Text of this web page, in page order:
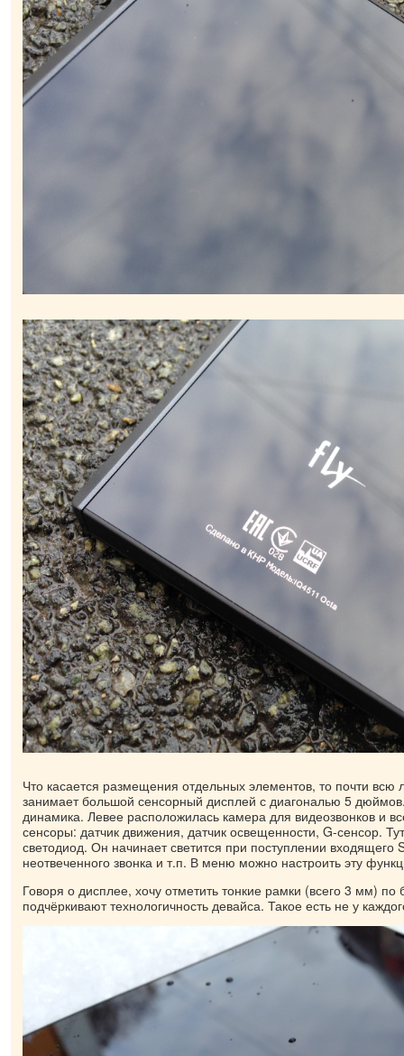
Что касается размещения отдельных элементов, то почти всю
занимает большой сенсорный дисплей с диагональю 5
динамика. Левее расположилась камера для видеозвонков и
сенсоры: датчик движения, датчик освещенности, G-сенсор.
светодиод. Он начинает светится при поступлении входящего
неотвеченного звонка и т.п. В меню можно настроить эту
Говоря о дисплее, хочу отметить тонкие рамки (всего 3 мм)
подчёркивают технологичность девайса. Такое есть не у